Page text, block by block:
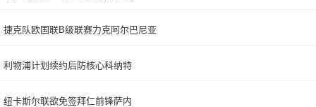
捷克队欧国联B级联赛力克阿尔巴尼亚
利物浦计划续约后防核心科纳特
纽卡斯尔联欲免签拜仁前锋萨内